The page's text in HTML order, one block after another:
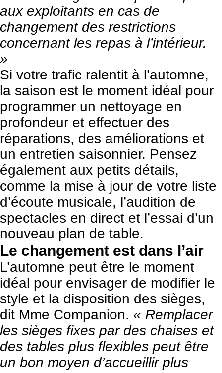
aux exploitants en cas de
changement des restrictions
concernant les repas à l’intérieur.
»
Si votre trafic ralentit à l’automne,
la saison est le moment idéal pour
programmer un nettoyage en
profondeur et effectuer des
réparations, des améliorations et
un entretien saisonnier. Pensez
également aux petits détails,
comme la mise à jour de votre liste
d’écoute musicale, l’audition de
spectacles en direct et l’essai d’un
nouveau plan de table.
Le changement est dans l’air
L’automne peut être le moment
idéal pour envisager de modifier le
style et la disposition des sièges,
dit Mme Companion. « Remplacer
les sièges fixes par des chaises et
des tables plus flexibles peut être
un bon moyen d’accueillir plus